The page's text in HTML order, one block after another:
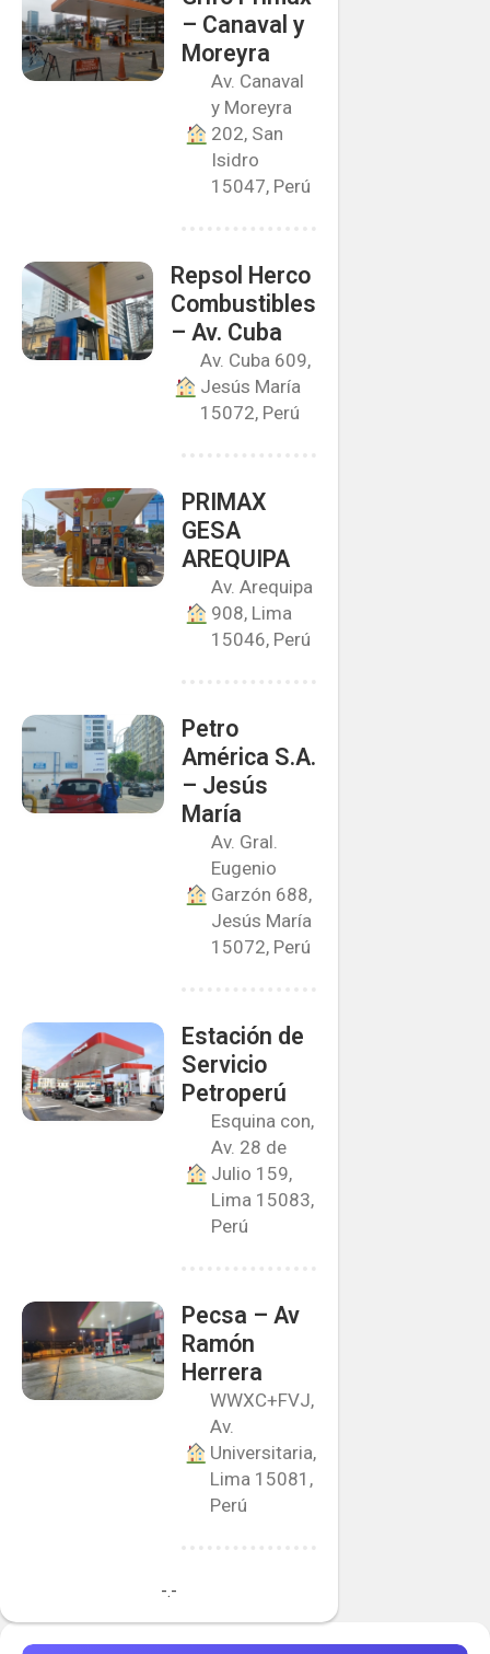
– Canaval y
Moreyra
Av. Canaval
y Moreyra
202, San
Isidro
15047, Perú
Repsol Herco
Combustibles
– Av. Cuba
Av. Cuba 609,
Jesús María
15072, Perú
PRIMAX
GESA
AREQUIPA
Av. Arequipa
908, Lima
15046, Perú
Petro
América S.A.
– Jesús
María
Av. Gral.
Eugenio
Garzón 688,
Jesús María
15072, Perú
Estación de
Servicio
Petroperú
Esquina con,
Av. 28 de
Julio 159,
Lima 15083,
Perú
Pecsa – Av
Ramón
Herrera
WWXC+FVJ,
Av.
Universitaria,
Lima 15081,
Perú
-.-